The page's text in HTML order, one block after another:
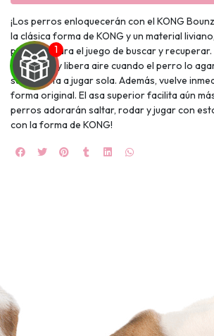
¡Los perros enloquecerán con el KONG
la clásica forma de KONG y un material
perfecto para el juego de buscar y recuperar.
comprime y libera aire cuando el perro lo
su mascota a jugar sola. Además, vuelve
forma original. El asa superior facilita aún
perros adorarán saltar, rodar y jugar con
con la forma de KONG!